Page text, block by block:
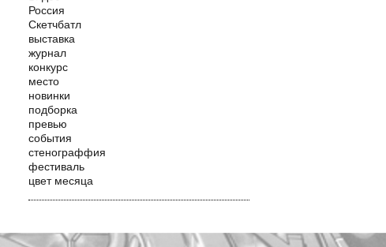
Россия
Скетчбатл
выставка
журнал
конкурс
место
новинки
подборка
превью
события
стенограффия
фестиваль
цвет месяца